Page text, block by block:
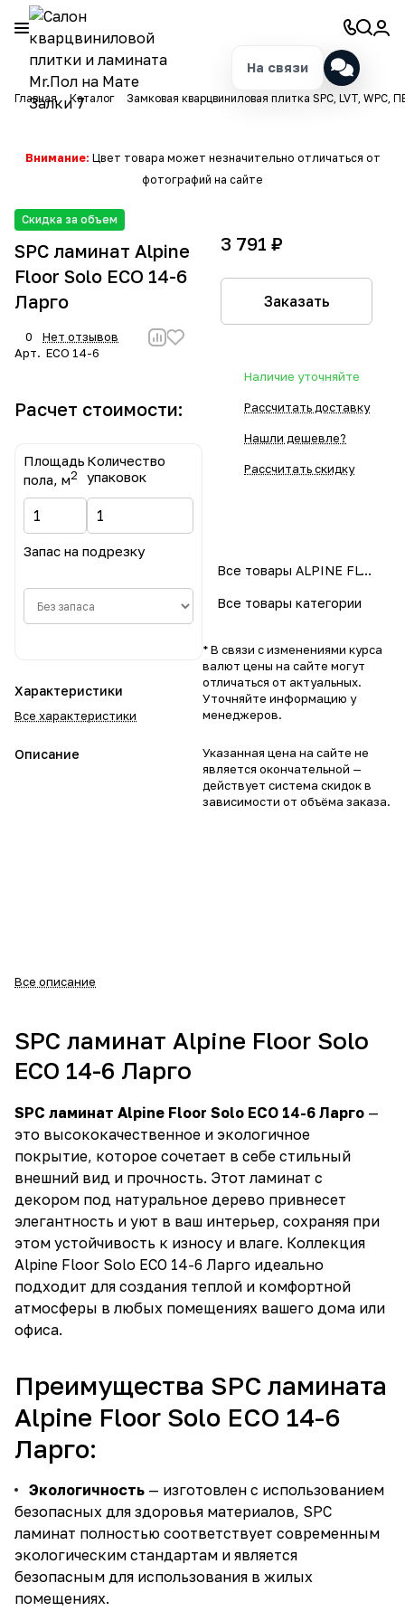
Главная Каталог Замковая кварцвиниловая плитка SPC, LVT, WPC,
Внимание: Цвет товара может незначительно отличаться от
фотографий на сайте
Скидка за объем
SPC ламинат Alpine
Floor Solo ЕСО 14-6
Ларго
0
Нет отзывов
Арт. ЕСО 14-6
Расчет стоимости:
Площадь
пола, м2
Количество
упаковок
Запас на подрезку
Характеристики
Все характеристики
Описание
Все описание
3 791 ₽
Заказать
Наличие уточняйте
Рассчитать доставку
Нашли дешевле?
Рассчитать скидку
Все товары ALPINE FLOOR
Все товары категории
* В связи с изменениями курса
валют цены на сайте могут
отличаться от актуальных.
Уточняйте информацию у
менеджеров.
Указанная цена на сайте не
является окончательной —
действует система скидок в
зависимости от объёма заказа.
SPC ламинат Alpine Floor Solo
ECO 14-6 Ларго
SPC ламинат Alpine Floor Solo ECO 14-6 Ларго —
это высококачественное и экологичное
покрытие, которое сочетает в себе стильный
внешний вид и прочность. Этот ламинат с
декором под натуральное дерево привнесет
элегантность и уют в ваш интерьер, сохраняя при
этом устойчивость к износу и влаге. Коллекция
Alpine Floor Solo ECO 14-6 Ларго идеально
подходит для создания теплой и комфортной
атмосферы в любых помещениях вашего дома или
офиса.
Преимущества SPC ламината
Alpine Floor Solo ECO 14-6
Ларго:
Экологичность — изготовлен с использованием
безопасных для здоровья материалов, SPC
ламинат полностью соответствует современным
экологическим стандартам и является
безопасным для использования в жилых
помещениях.
На связи